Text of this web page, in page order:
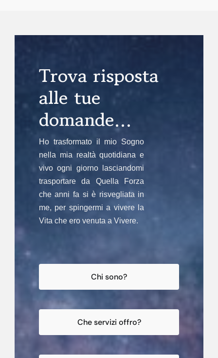
Trova risposta
alle tue
domande…
Ho trasformato il mio Sogno
nella mia realtà quotidiana e
vivo ogni giorno lasciandomi
trasportare da Quella Forza
che anni fa si è risvegliata in
me, per spingermi a vivere la
Vita che ero venuta a Vivere.
Chi sono?
Che servizi offro?